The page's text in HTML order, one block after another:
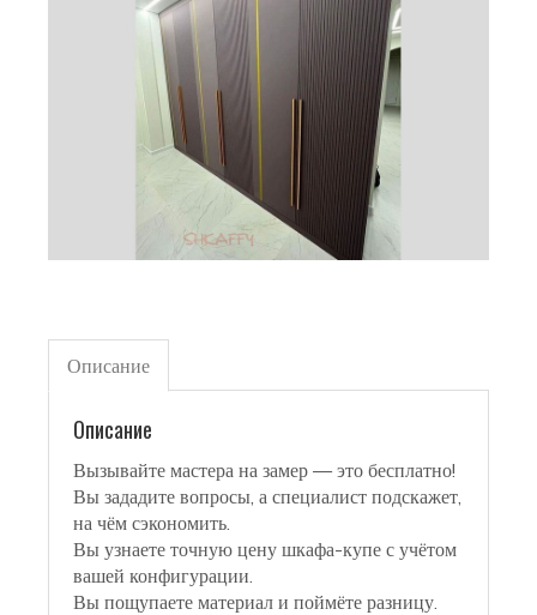
Описание
Описание
Вызывайте мастера на замер — это бесплатно!
Вы зададите вопросы, а специалист подскажет,
на чём сэкономить.
Вы узнаете точную цену шкафа-купе с учётом
вашей конфигурации.
Вы пощупаете материал и поймёте разницу.